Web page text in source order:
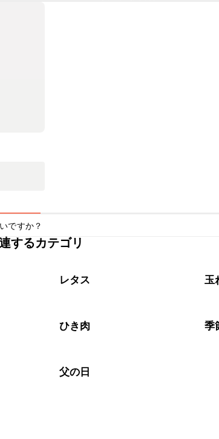
ですか？
日中が目安です。なるべくお早めにお召し上がりくだ
するカテゴリ
レタス 玉
ひき肉 季
父の日